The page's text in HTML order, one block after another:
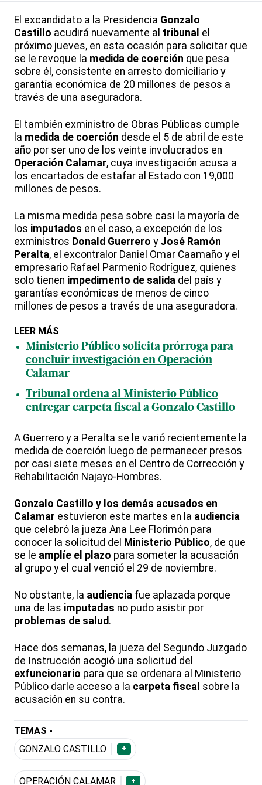
El excandidato a la Presidencia Gonzalo
Castillo acudirá nuevamente al tribunal el
próximo jueves, en esta ocasión para solicitar que
se le revoque la medida de coerción que pesa
sobre él, consistente en arresto domiciliario y
garantía económica de 20 millones de pesos a
través de una aseguradora.
El también exministro de Obras Públicas cumple
la medida de coerción desde el 5 de abril de este
año por ser uno de los veinte involucrados en
Operación Calamar, cuya investigación acusa a
los encartados de estafar al Estado con 19,000
millones de pesos.
La misma medida pesa sobre casi la mayoría de
los imputados en el caso, a excepción de los
exministros Donald Guerrero y José Ramón
Peralta, el excontralor Daniel Omar Caamaño y el
empresario Rafael Parmenio Rodríguez, quienes
solo tienen impedimento de salida del país y
garantías económicas de menos de cinco
millones de pesos a través de una aseguradora.
LEER MÁS
Ministerio Público solicita prórroga para
concluir investigación en Operación
Calamar
Tribunal ordena al Ministerio Público
entregar carpeta fiscal a Gonzalo Castillo
A Guerrero y a Peralta se le varió recientemente la
medida de coerción luego de permanecer presos
por casi siete meses en el Centro de Corrección y
Rehabilitación Najayo-Hombres.
Gonzalo Castillo y los demás acusados en
Calamar estuvieron este martes en la audiencia
que celebró la jueza Ana Lee Florimón para
conocer la solicitud del Ministerio Público, de que
se le amplíe el plazo para someter la acusación
al grupo y el cual venció el 29 de noviembre.
No obstante, la audiencia fue aplazada porque
una de las imputadas no pudo asistir por
problemas de salud .
Hace dos semanas, la jueza del Segundo Juzgado
de Instrucción acogió una solicitud del
exfuncionario para que se ordenara al Ministerio
Público darle acceso a la carpeta fiscal sobre la
acusación en su contra.
TEMAS -
GONZALO CASTILLO
+
OPERACIÓN CALAMAR +